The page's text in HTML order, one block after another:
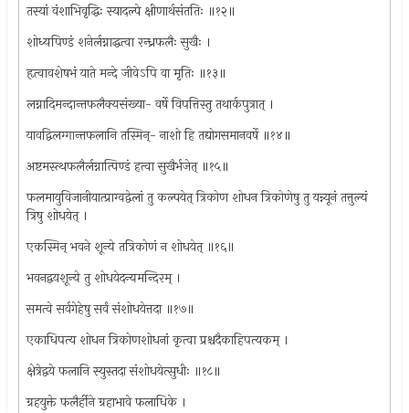
तस्यां वंशाभिवृद्धिः स्यादल्पे क्षीणार्थसंततिः ॥१२॥
शोध्यपिण्डं शनेर्लग्नाद्धत्वा रन्ध्रफलैः सुखैः ।
हृत्वावशेषभं याते मन्दे जीवेऽपि वा मृतिः ॥१३॥
लग्नादिमन्दान्तफलैक्यसंख्या- वर्षे विपत्तिस्तु तथार्कपुत्रात् ।
यावद्विलग्गान्तफलानि तस्मिन्- नाशो हि तद्योगसमानवर्षे ॥१४॥
अष्टमस्त्थफलैर्लग्नात्पिण्डं हत्वा सुखैर्भजेत् ॥१५॥
फलमायुविजानीयात्प्राग्वद्वेलां तु कल्पयेत् त्रिकोण शोधन त्रिकोणेषु तु यन्न्यूनं तत्तुल्यं
त्रिषु शोधयेत् ।
एकस्मिन् भवने शून्ये तत्रिकोणं न शोधयेत् ॥१६॥
भवनद्वयशून्ये तु शोधयेदन्यमन्दिरम् ।
समत्वे सर्वगेहेषु सर्वं संशोधयेत्तदा ॥१७॥
एकाधिपत्य शोधन त्रिकोणशोधनां कृत्वा प्रश्चदैकाहिपत्यकम् ।
क्षेत्रेद्वये फलानि स्युस्तदा संशोधयेत्सुधीः ॥१८॥
ग्रहयुक्ते फलैर्हीने ग्रहाभावे फलाधिके ।